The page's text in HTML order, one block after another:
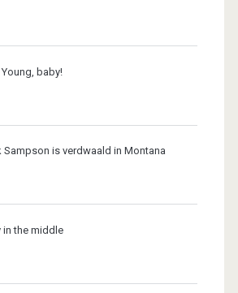
baby!
Sampson is verdwaald in Montana
in the middle